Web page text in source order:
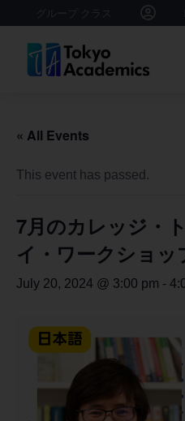
« All Events
This event has passed.
7月のカレッジ・
イ・ワークショッ
July 20, 2024 @ 3:00 pm -